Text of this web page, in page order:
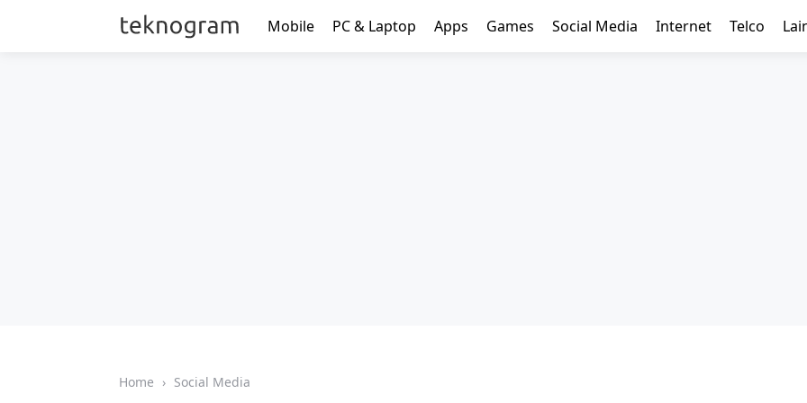
Mobile PC & Laptop Apps Games Social Media Internet Telco
Home › Social Media